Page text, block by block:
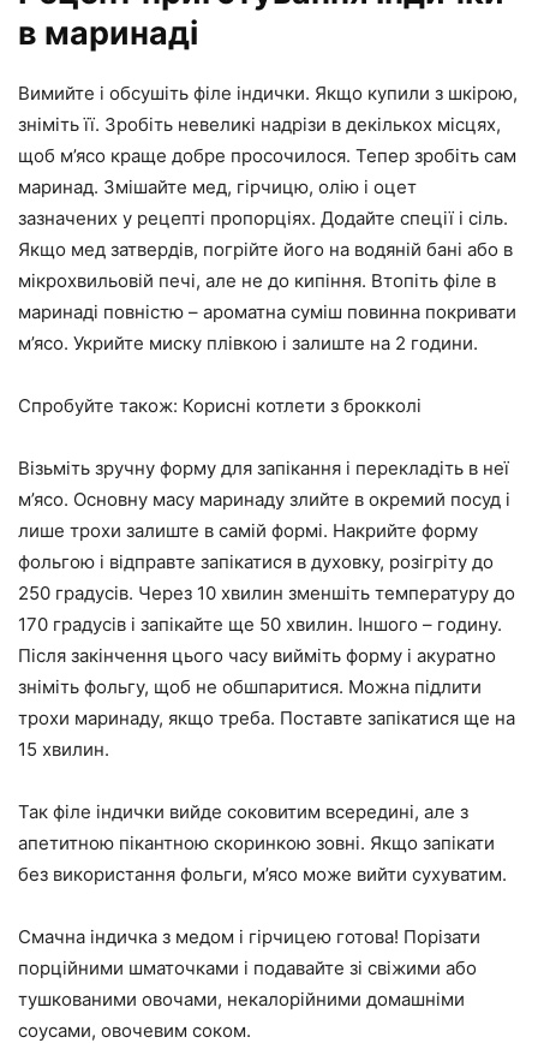
в маринаді
Вимийте і обсушіть філе індички. Якщо купили з шкірою,
зніміть її. Зробіть невеликі надрізи в декількох місцях,
щоб м’ясо краще добре просочилося. Тепер зробіть сам
маринад. Змішайте мед, гірчицю, олію і оцет
зазначених у рецепті пропорціях. Додайте спеції і сіль.
Якщо мед затвердів, погрійте його на водяній бані або в
мікрохвильовій печі, але не до кипіння. Втопіть філе в
маринаді повністю – ароматна суміш повинна покривати
м’ясо. Укрийте миску плівкою і залиште на 2 години.
Спробуйте також: Корисні котлети з брокколі
Візьміть зручну форму для запікання і перекладіть в неї
м’ясо. Основну масу маринаду злийте в окремий посуд і
лише трохи залиште в самій формі. Накрийте форму
фольгою і відправте запікатися в духовку, розігріту до
250 градусів. Через 10 хвилин зменшіть температуру до
170 градусів і запікайте ще 50 хвилин. Іншого – годину.
Після закінчення цього часу вийміть форму і акуратно
зніміть фольгу, щоб не обшпаритися. Можна підлити
трохи маринаду, якщо треба. Поставте запікатися ще на
15 хвилин.
Так філе індички вийде соковитим всередині, але з
апетитною пікантною скоринкою зовні. Якщо запікати
без використання фольги, м’ясо може вийти сухуватим.
Смачна індичка з медом і гірчицею готова! Порізати
порційними шматочками і подавайте зі свіжими або
тушкованими овочами, некалорійними домашніми
соусами, овочевим соком.